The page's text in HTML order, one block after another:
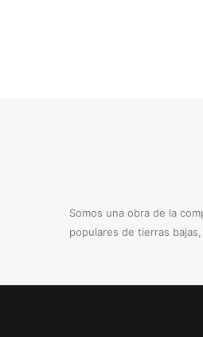
Somos una obra de la
populares de tierras